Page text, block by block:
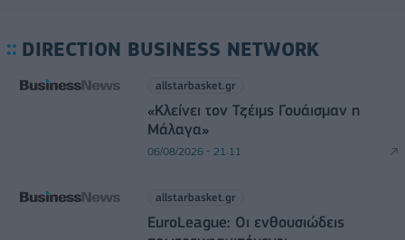
DIRECTION BUSINESS NETWORK
allstarbasket.gr
«Κλείνει τον Τζέιμς Γουάισμαν η
Μάλαγα»
06/08/2026 - 21:11
allstarbasket.gr
EuroLeague: Οι ενθουσιώδεις